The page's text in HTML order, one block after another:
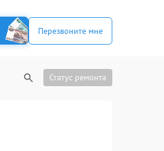
Перезвоните мне
Статус ремонта